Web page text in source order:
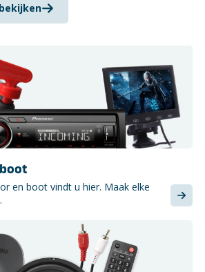
en boot vindt u hier. Maak elke